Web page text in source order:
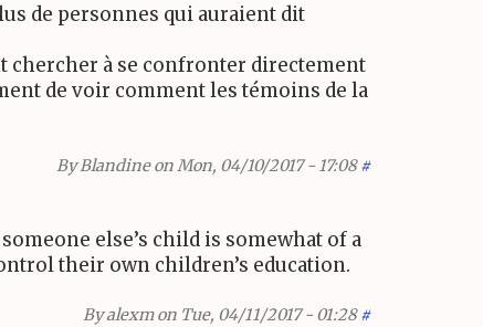
de personnes qui auraient dit
chercher à se confronter directement
de voir comment les témoins de la
ByBlandineon Mon, 04/10/2017 - 17:08 #
else’s child is somewhat of a
their own children’s education.
Byalexmon Tue, 04/11/2017 - 01:28 #